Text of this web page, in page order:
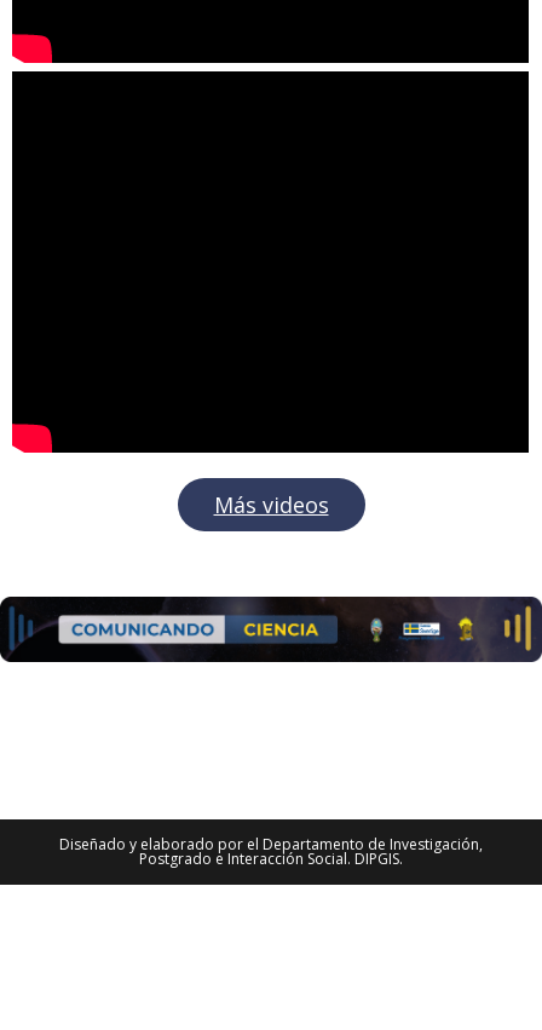
Más videos
Diseñado y elaborado por el Departamento de Investigación,
Postgrado e Interacción Social. DIPGIS.